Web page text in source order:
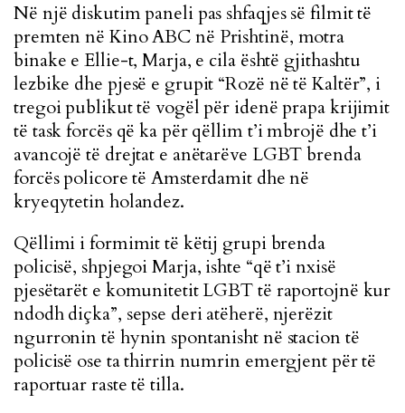
Në një diskutim paneli pas shfaqjes së filmit të
premten në Kino ABC në Prishtinë, motra
binake e Ellie-t, Marja, e cila është gjithashtu
lezbike dhe pjesë e grupit “Rozë në të Kaltër”, i
tregoi publikut të vogël për idenë prapa krijimit
të task forcës që ka për qëllim t’i mbrojë dhe t’i
avancojë të drejtat e anëtarëve LGBT brenda
forcës policore të Amsterdamit dhe në
kryeqytetin holandez.
Qëllimi i formimit të këtij grupi brenda
policisë, shpjegoi Marja, ishte “që t’i nxisë
pjesëtarët e komunitetit LGBT të raportojnë kur
ndodh diçka”, sepse deri atëherë, njerëzit
ngurronin të hynin spontanisht në stacion të
policisë ose ta thirrin numrin emergjent për të
raportuar raste të tilla.